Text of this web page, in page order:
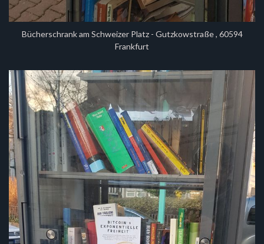
Bücherschrank am Schweizer Platz - Gutzkowstraße , 60594
Frankfurt